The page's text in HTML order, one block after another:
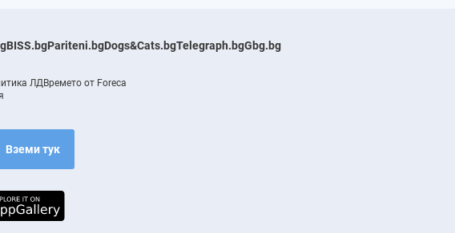
BISS.bgPariteni.bgDogs&Cats.bgTelegraph.bgGbg.bg
ЛДВремето от Foreca
Вземи тук